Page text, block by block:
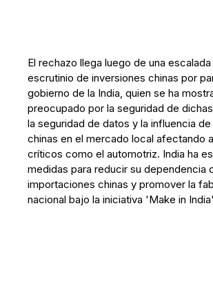
El rechazo llega luego de una escalada
escrutinio de inversiones chinas por
gobierno de la India, quien se ha
preocupado por la seguridad de
la seguridad de datos y la influencia
chinas en el mercado local afectando
críticos como el automotriz. India ha
medidas para reducir su dependencia
importaciones chinas y promover la
nacional bajo la iniciativa 'Make in